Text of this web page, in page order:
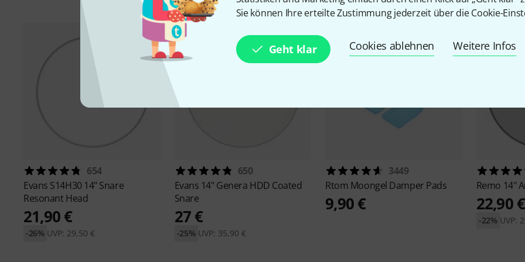
Sie können Ihre erteilte Zustimmung jederzeit über die Cookie-
Geht klar Cookies ablehnen Weitere Infos
654
Evans S14H30 14" Snare
Resonant Head
21,90 €
UVP: 29,50 €
-26%
650
Evans 14" Genera HDD Coated
Snare
27 €
UVP: 35,90 €
-25%
3449
Rtom Moongel Damper Pads
9,90 €
Remo 14"
22,90 €
UVP:
-22%